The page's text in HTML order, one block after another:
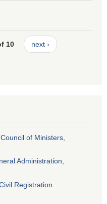
10 next ›
of Ministers,
Administration,
Registration